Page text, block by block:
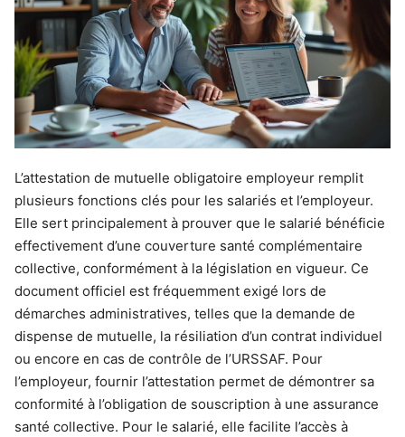
L’attestation de mutuelle obligatoire employeur remplit
plusieurs fonctions clés pour les salariés et l’employeur.
Elle sert principalement à prouver que le salarié bénéficie
effectivement d’une couverture santé complémentaire
collective, conformément à la législation en vigueur. Ce
document officiel est fréquemment exigé lors de
démarches administratives, telles que la demande de
dispense de mutuelle, la résiliation d’un contrat individuel
ou encore en cas de contrôle de l’URSSAF. Pour
l’employeur, fournir l’attestation permet de démontrer sa
conformité à l’obligation de souscription à une assurance
santé collective. Pour le salarié, elle facilite l’accès à